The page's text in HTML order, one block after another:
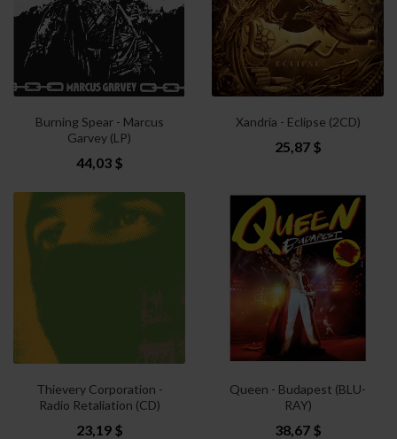
Burning Spear - Marcus
Garvey (LP)
44,03 $
Xandria - Eclipse (2CD)
25,87 $
Thievery Corporation -
Radio Retaliation (CD)
23,19 $
Queen - Budapest (BLU-
RAY)
38,67 $